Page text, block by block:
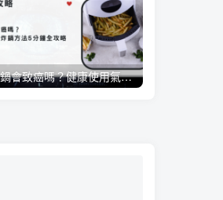
氣炸鍋會致癌嗎？健康使用氣炸鍋方法5分鐘全攻略《懶人包》